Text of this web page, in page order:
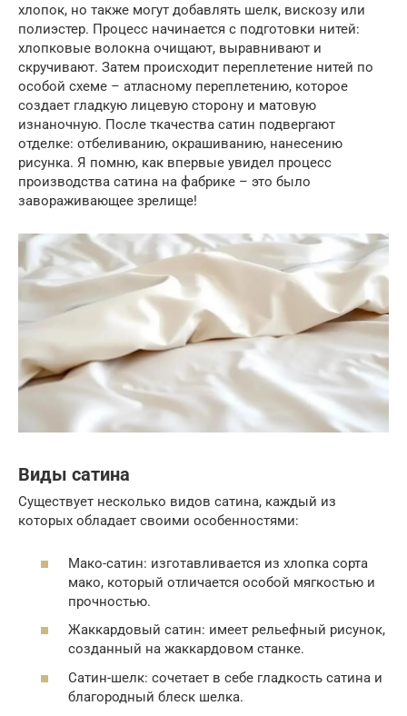
хлопок, но также могут добавлять шелк, вискозу или
полиэстер. Процесс начинается с подготовки нитей:
хлопковые волокна очищают, выравнивают и
скручивают. Затем происходит переплетение нитей по
особой схеме – атласному переплетению, которое
создает гладкую лицевую сторону и матовую
изнаночную. После ткачества сатин подвергают
отделке: отбеливанию, окрашиванию, нанесению
рисунка. Я помню, как впервые увидел процесс
производства сатина на фабрике – это было
завораживающее зрелище!
Виды сатина
Существует несколько видов сатина, каждый из
которых обладает своими особенностями:
Мако-сатин: изготавливается из хлопка сорта
мако, который отличается особой мягкостью и
прочностью.
Жаккардовый сатин: имеет рельефный рисунок,
созданный на жаккардовом станке.
Сатин-шелк: сочетает в себе гладкость сатина и
благородный блеск шелка.